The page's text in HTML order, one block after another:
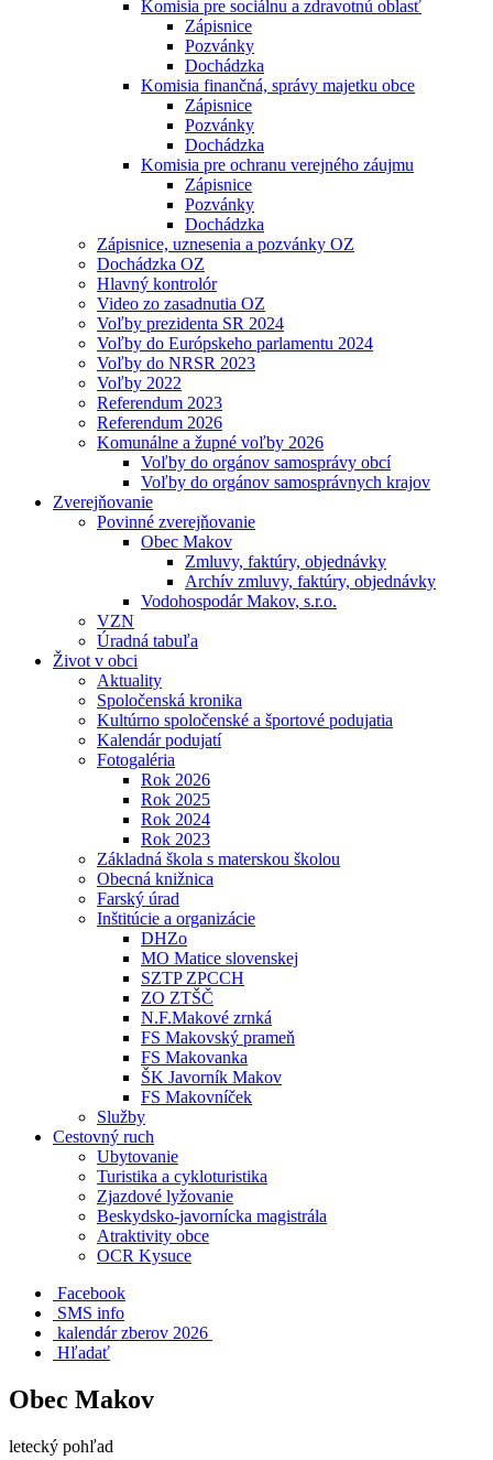
Komisia pre sociálnu a zdravotnú oblasť
Zápisnice
Pozvánky
Dochádzka
Komisia finančná, správy majetku obce
Zápisnice
Pozvánky
Dochádzka
Komisia pre ochranu verejného záujmu
Zápisnice
Pozvánky
Dochádzka
Zápisnice, uznesenia a pozvánky OZ
Dochádzka OZ
Hlavný kontrolór
Video zo zasadnutia OZ
Voľby prezidenta SR 2024
Voľby do Európskeho parlamentu 2024
Voľby do NRSR 2023
Voľby 2022
Referendum 2023
Referendum 2026
Komunálne a župné voľby 2026
Voľby do orgánov samosprávy obcí
Voľby do orgánov samosprávnych krajov
Zverejňovanie
Povinné zverejňovanie
Obec Makov
Zmluvy, faktúry, objednávky
Archív zmluvy, faktúry, objednávky
Vodohospodár Makov, s.r.o.
VZN
Úradná tabuľa
Život v obci
Aktuality
Spoločenská kronika
Kultúrno spoločenské a športové podujatia
Kalendár podujatí
Fotogaléria
Rok 2026
Rok 2025
Rok 2024
Rok 2023
Základná škola s materskou školou
Obecná knižnica
Farský úrad
Inštitúcie a organizácie
DHZo
MO Matice slovenskej
SZTP ZPCCH
ZO ZTŠČ
N.F.Makové zrnká
FS Makovský prameň
FS Makovanka
ŠK Javorník Makov
FS Makovníček
Služby
Cestovný ruch
Ubytovanie
Turistika a cykloturistika
Zjazdové lyžovanie
Beskydsko-javornícka magistrála
Atraktivity obce
OCR Kysuce
Facebook
SMS info
​ kalendár zberov 2026
Hľadať
Obec Makov
letecký pohľad